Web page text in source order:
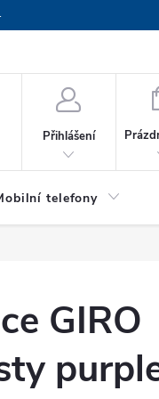
Přihlášení
telefony
GIRO